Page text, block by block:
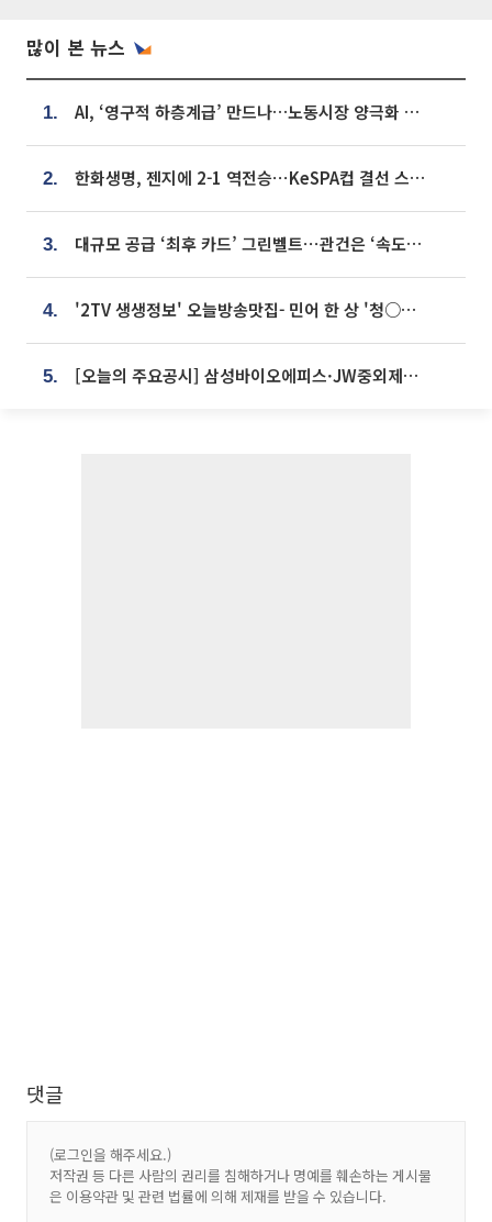
많이 본 뉴스
1. AI, ‘영구적 하층계급’ 만드나…노동시장 양극화 경고
2. 한화생명, 젠지에 2-1 역전승⋯KeSPA컵 결선 스테이지 2 직행
3. 대규모 공급 ‘최후 카드’ 그린벨트⋯관건은 ‘속도’ [주택공급 승부수의 조건]
4. '2TV 생생정보' 오늘방송맛집- 민어 한 상 '청○○○' vs 전복 한 상 '명○'
5. [오늘의 주요공시] 삼성바이오에피스·JW중외제약·한미반도체·SK바이오사이언스 등
댓글